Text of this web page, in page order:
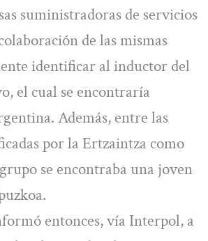
suministradoras de servicios
de las mismas
identificar al inductor del
el cual se encontraría
Además, entre las
por la Ertzaintza como
se encontraba una joven
entonces, vía Interpol, a